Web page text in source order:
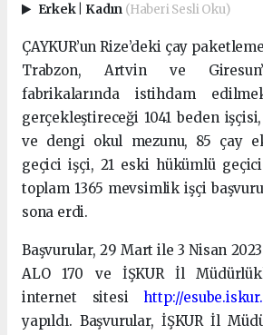
Erkek Kadın (Haberi Sesli Oku)
ÇAYKUR’un Rize’deki çay
Trabzon, Artvin ve
fabrikalarında istihdam
gerçekleştireceği 1041 beden
ve dengi okul mezunu, 85 çay
geçici işçi, 21 eski hükümlü
toplam 1365 mevsimlik işçi
sona erdi.
Başvurular, 29 Mart ile 3 Nisan
ALO 170 ve İŞKUR İl
internet sitesi http://
yapıldı. Başvurular, İŞKUR İl